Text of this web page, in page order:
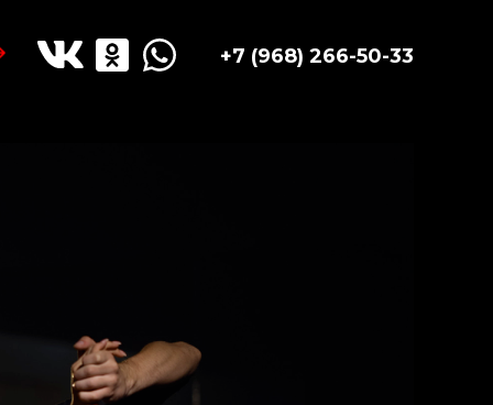
+7 (968) 266-50-33